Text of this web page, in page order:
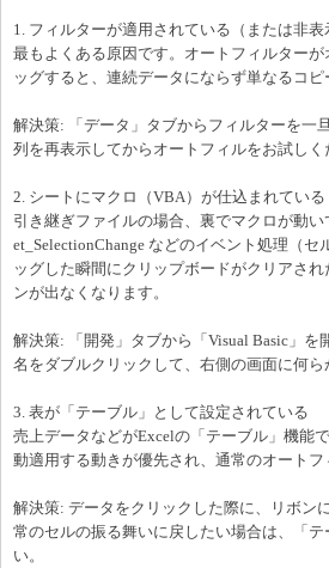
1. フィルターが適用されている（または非表
最もよくある原因です。オートフィルター
ッグすると、連続データにならず単なるコ
解決策: 「データ」タブからフィルターを一
列を再表示してからオートフィルをお試しく
2. シートにマクロ（VBA）が仕込まれている
引き継ぎファイルの場合、裏でマクロが動
et_SelectionChange などのイベント処理（
ッグした瞬間にクリップボードがクリアさ
ンが出なくなります。
解決策: 「開発」タブから「Visual Basic」
名をダブルクリックして、右側の画面に何
3. 表が「テーブル」として設定されている
売上データなどがExcelの「テーブル」機能
動適用する動きが優先され、通常のオート
解決策: データをクリックした際に、リボン
常のセルの振る舞いに戻したい場合は、「
い。